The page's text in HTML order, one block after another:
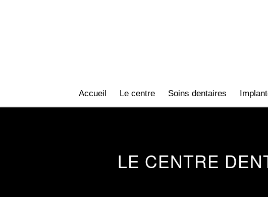
Accueil Le centre Soins dentaires
LE CENTRE